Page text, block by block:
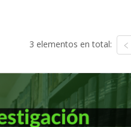
3 elementos en total: